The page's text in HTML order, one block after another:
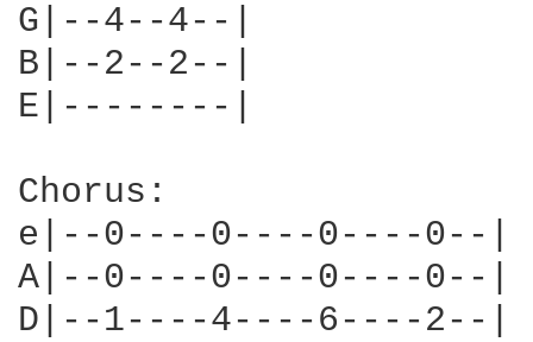
G|--4--4--|
B|--2--2--|
E|--------|
Chorus:
e|--0----0----0----0--|
A|--0----0----0----0--|
D|--1----4----6----2--|